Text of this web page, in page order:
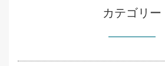
カテゴリー